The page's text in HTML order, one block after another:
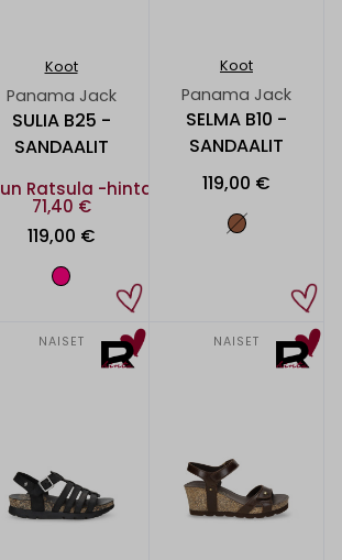
Koot
Panama Jack
SULIA B25 -
SANDAALIT
Ratsula -hinta
71,40 €
119,00 €
Koot
Panama Jack
SELMA B10 -
SANDAALIT
119,00 €
NAISET NAISET